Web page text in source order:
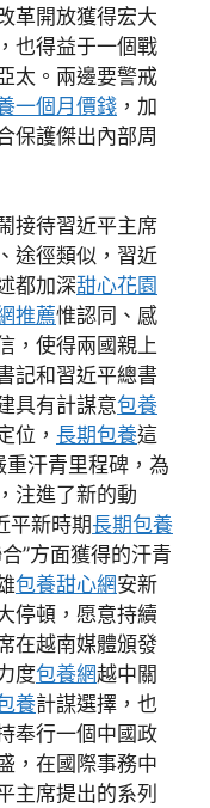
革開放獲得宏大
也得益于一個戰
太。兩邊要警戒
一個月價錢 ，加
保護傑出內部周
接待習近平主席
途徑類似，習近
都加深甜心花園
推薦惟認同、感
，使得兩國親上
記和習近平總書
具有計謀意包養
位， 長期包養這
汗青里程碑，為
注進了新的動
平新時期長期包養
”方面獲得的汗青
包養甜心網安新
停頓，愿意持續
在越南媒體頒發
度包養網越中關
養計謀選擇，也
奉行一個中國政
，在國際事務中
主席提出的系列